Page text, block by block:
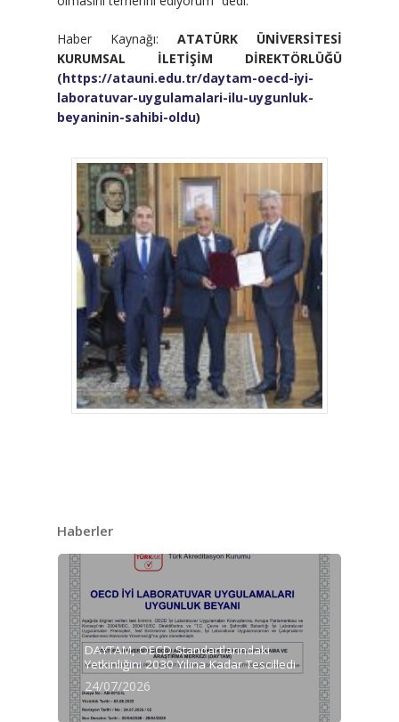
Haber Kaynağı: ATATÜRK ÜNİVERSİTESİ
KURUMSAL İLETİŞİM DİREKTÖRLÜĞÜ
(https://atauni.edu.tr/daytam-oecd-iyi-
laboratuvar-uygulamalari-ilu-uygunluk-
beyaninin-sahibi-oldu)
Haberler
DAYTAM, OECD Standartlarındaki
Yetkinliğini 2030 Yılına Kadar Tescilledi
24/07/2026